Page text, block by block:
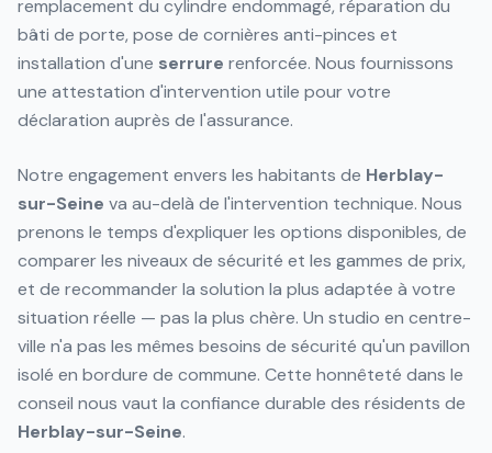
remplacement du cylindre endommagé, réparation du
bâti de porte, pose de cornières anti-pinces et
installation d'une serrure renforcée. Nous fournissons
une attestation d'intervention utile pour votre
déclaration auprès de l'assurance.
Notre engagement envers les habitants de Herblay-
sur-Seine va au-delà de l'intervention technique. Nous
prenons le temps d'expliquer les options disponibles, de
comparer les niveaux de sécurité et les gammes de prix,
et de recommander la solution la plus adaptée à votre
situation réelle — pas la plus chère. Un studio en centre-
ville n'a pas les mêmes besoins de sécurité qu'un pavillon
isolé en bordure de commune. Cette honnêteté dans le
conseil nous vaut la confiance durable des résidents de
Herblay-sur-Seine.